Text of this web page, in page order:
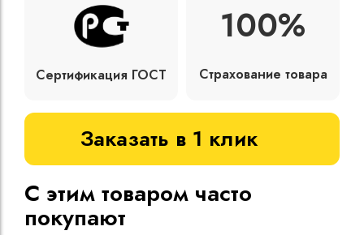
Сертификация ГОСТ
100%
Страхование товара
Заказать в 1 клик
С этим товаром часто
покупают